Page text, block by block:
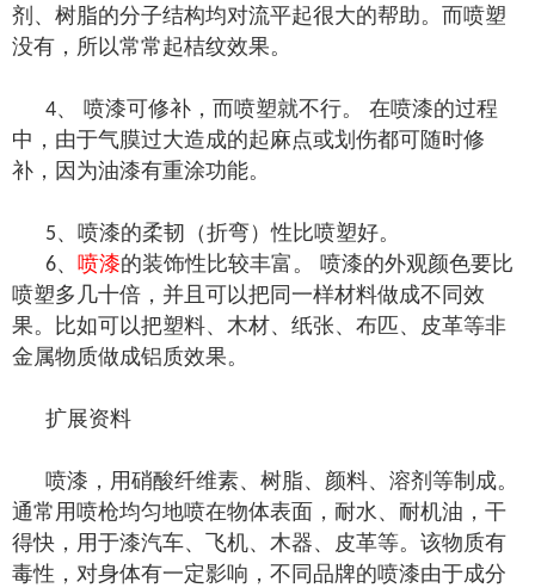
剂、树脂的分子结构均对流平起很大的帮助。而喷塑
没有，所以常常起桔纹效果。
4、 喷漆可修补，而喷塑就不行。 在喷漆的过程
中，由于气膜过大造成的起麻点或划伤都可随时修
补，因为油漆有重涂功能。
5、喷漆的柔韧（折弯）性比喷塑好。
6、 喷漆的装饰性比较丰富。 喷漆的外观颜色要比
喷塑多几十倍，并且可以把同一样材料做成不同效
果。比如可以把塑料、木材、纸张、布匹、皮革等非
金属物质做成铝质效果。
扩展资料
喷漆，用硝酸纤维素、树脂、颜料、溶剂等制成。
通常用喷枪均匀地喷在物体表面，耐水、耐机油，干
得快，用于漆汽车、飞机、木器、皮革等。该物质有
毒性，对身体有一定影响，不同品牌的喷漆由于成分